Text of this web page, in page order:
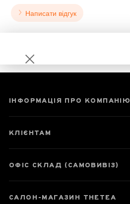
Написати відгук
Шоу Мей «Брови
Паспорт товару
ІНФОРМАЦІЯ ПРО КОМПАНІЮ
КЛІЄНТАМ
ОФІС СКЛАД (САМОВИВІЗ)
САЛОН-МАГАЗИН THETEA